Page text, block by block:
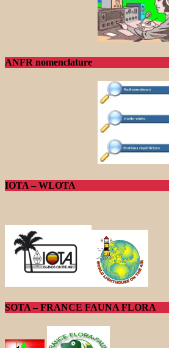
ANFR nomenclature
IOTA – WLOTA
SOTA – FRANCE FAUNA FLORA